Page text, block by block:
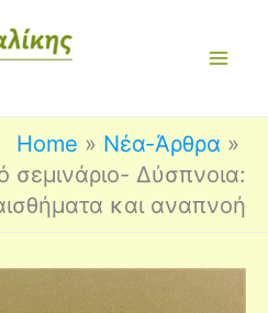
Home
Νέα-Άρθρα
σεμινάριο- Δύσπνoια:
και αναπνοή